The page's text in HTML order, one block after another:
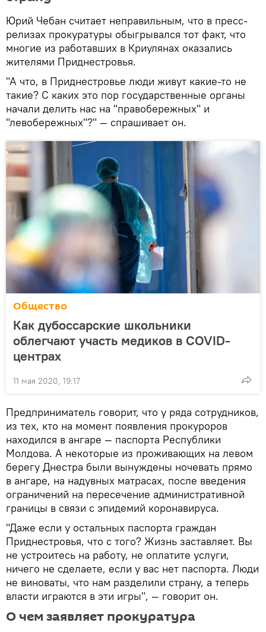
Юрий Чебан считает неправильным, что в пресс-
релизах прокуратуры обыгрывался тот факт, что
многие из работавших в Криулянах оказались
жителями Приднестровья.
"А что, в Приднестровье люди живут какие-то не
такие? С каких это пор государственные органы
начали делить нас на "правобережных" и
"левобережных"?" — спрашивает он.
Общество
Как дубоссарские школьники
облегчают участь медиков в COVID-
центрах
11 мая 2020, 19:17
Предприниматель говорит, что у ряда сотрудников,
из тех, кто на момент появления прокуроров
находился в ангаре — паспорта Республики
Молдова. А некоторые из проживающих на левом
берегу Днестра были вынуждены ночевать прямо
в ангаре, на надувных матрасах, после введения
ограничений на пересечение административной
границы в связи с эпидемий коронавируса.
"Даже если у остальных паспорта граждан
Приднестровья, что с того? Жизнь заставляет. Вы
не устроитесь на работу, не оплатите услуги,
ничего не сделаете, если у вас нет паспорта. Люди
не виноваты, что нам разделили страну, а теперь
власти играются в эти игры", — говорит он.
О чем заявляет прокуратура